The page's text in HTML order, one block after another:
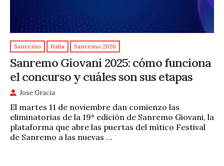
Sanremo Italia Sanremo 2026
Sanremo Giovani 2025: cómo funciona
el concurso y cuáles son sus etapas
Jose Gracia
El martes 11 de noviembre dan comienzo las
eliminatorias de la 19ª edición de Sanremo Giovani, la
plataforma que abre las puertas del mítico Festival
de Sanremo a las nuevas …